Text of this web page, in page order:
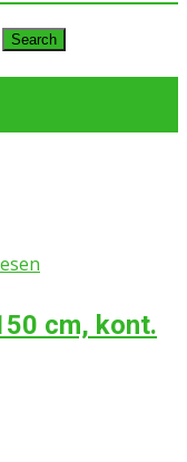
cm, kont.